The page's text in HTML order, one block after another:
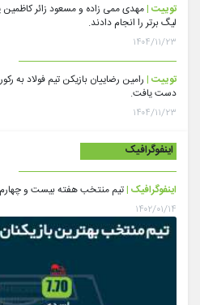
توییت |مهدی ممی زاده و مسعود زائر
لیگ برتر را انجام دادند.
۱۴۰۴/۱۱/۲۳
توییت |
دست یافت.
۱۴۰۴/۱۱/۲۳
اینفوگرافیک
اینفوگرافیک |تیم منتخب هفته بیست و چهارم
۱۴۰۲/۰۱/۱۴